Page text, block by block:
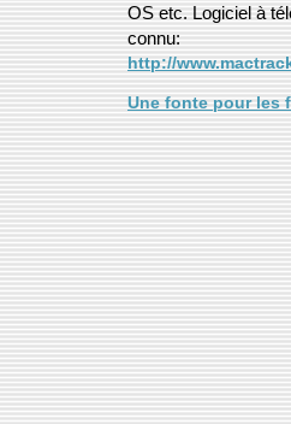
OS etc. Logiciel à
connu:
http://
Une fonte pour les